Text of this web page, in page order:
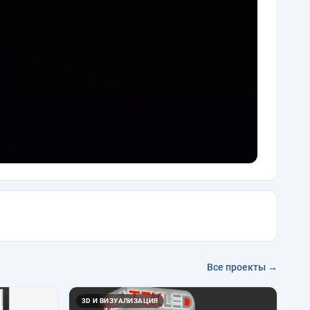
Все проекты →
3D И ВИЗУАЛИЗАЦИЯ